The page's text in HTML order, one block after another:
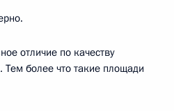
отличие по качеству
более что такие площади